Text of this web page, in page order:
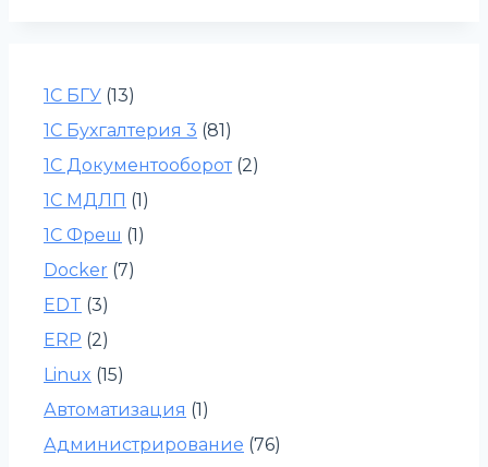
1С БГУ (13)
1С Бухгалтерия 3 (81)
1С Документооборот(2)
1С МДЛП (1)
1С Фреш (1)
Docker (7)
EDT (3)
ERP (2)
Linux (15)
Автоматизация (1)
Администрирование (76)